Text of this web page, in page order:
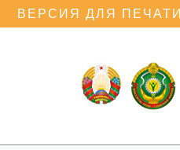
ВЕРСИЯ ДЛЯ ПЕЧАТИ